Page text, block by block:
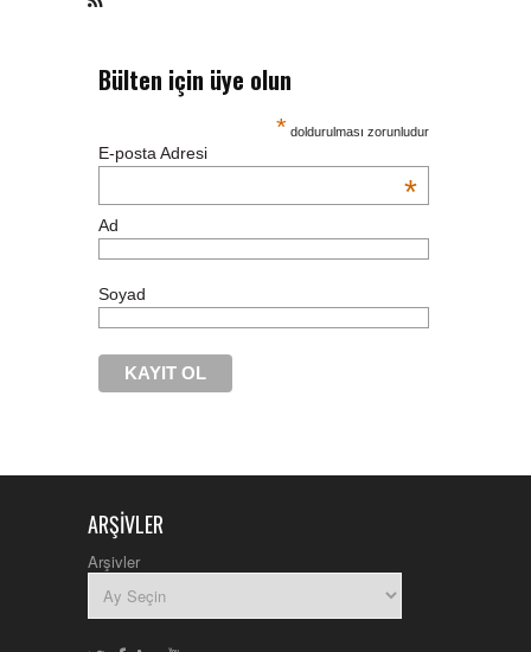
Bülten için üye olun
* doldurulması zorunludur
E-posta Adresi
*
Ad
Soyad
ARŞIVLER
Arşivler
nike
max
pas
cher